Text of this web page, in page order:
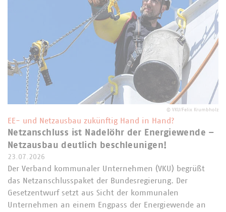
© VKU/Felix Krumbholz
EE- und Netzausbau zukünftig Hand in Hand?
Netzanschluss ist Nadelöhr der Energiewende –
Netzausbau deutlich beschleunigen!
23.07.2026
Der Verband kommunaler Unternehmen (VKU) begrüßt
das Netzanschlusspaket der Bundesregierung. Der
Gesetzentwurf setzt aus Sicht der kommunalen
Unternehmen an einem Engpass der Energiewende an